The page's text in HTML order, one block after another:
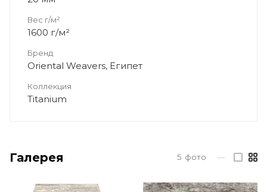
Вес г/м²
1600 г/м²
Бренд
Oriental Weavers, Египет
Коллекция
Titanium
Галерея 5 фото —